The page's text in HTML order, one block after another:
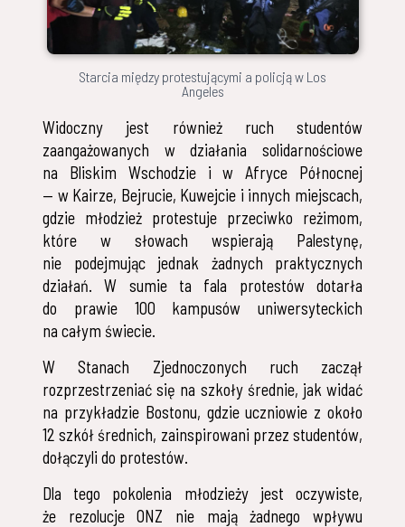
Starcia między protestującymi a policją w Los
Angeles
Widoczny jest również ruch studentów
zaangażowanych w działania solidarnościowe
na Bliskim Wschodzie i w Afryce Północnej
— w Kairze, Bejrucie, Kuwejcie i innych miejscach,
gdzie młodzież protestuje przeciwko reżimom,
które w słowach wspierają Palestynę,
nie podejmując jednak żadnych praktycznych
działań. W sumie ta fala protestów dotarła
do prawie 100 kampusów uniwersyteckich
na całym świecie.
W Stanach Zjednoczonych ruch zaczął
rozprzestrzeniać się na szkoły średnie, jak widać
na przykładzie Bostonu, gdzie uczniowie z około
12 szkół średnich, zainspirowani przez studentów,
dołączyli do protestów.
Dla tego pokolenia młodzieży jest oczywiste,
że rezolucje ONZ nie mają żadnego wpływu